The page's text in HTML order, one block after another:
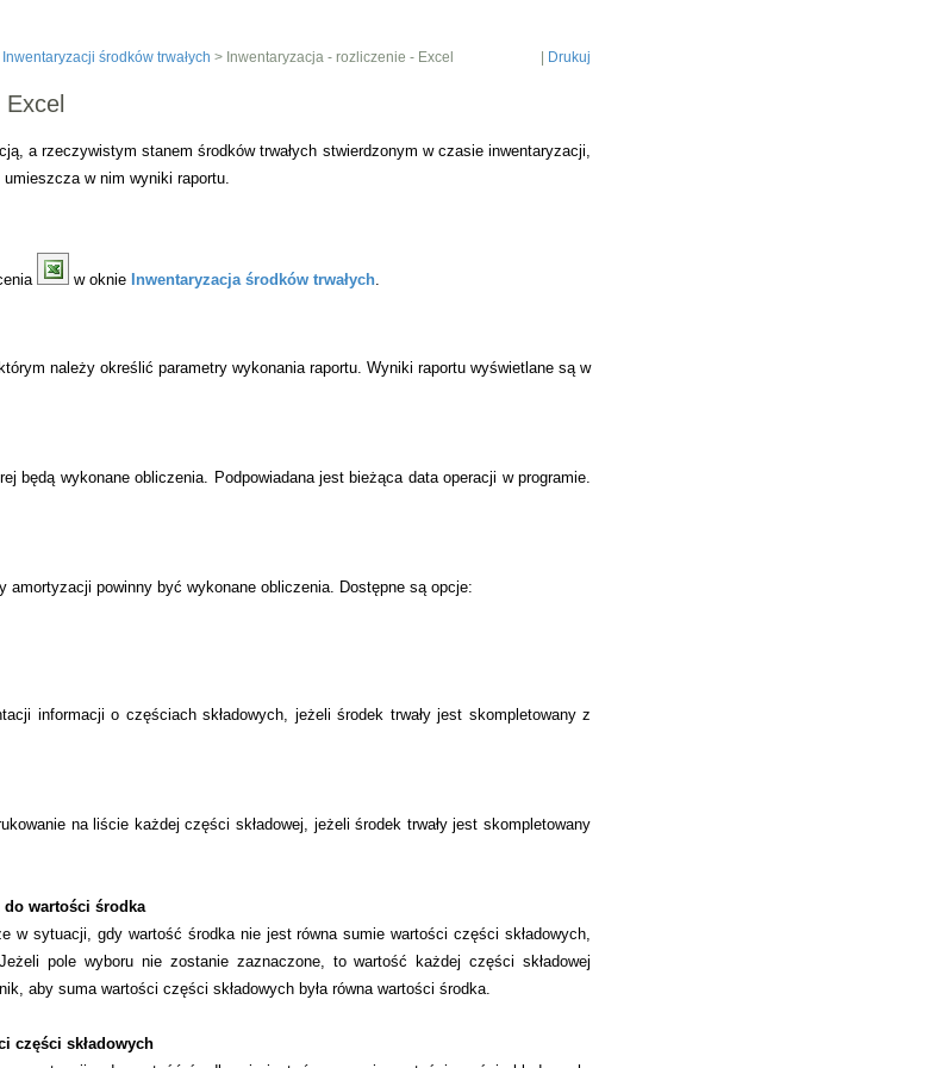
środków trwałych > Inwentaryzacja - rozliczenie - Excel Drukuj
a rzeczywistym stanem środków trwałych stwierdzonym w czasie inwentaryzacji,
umieszcza w nim wyniki raportu.
w oknie Inwentaryzacja środków trwałych.
należy określić parametry wykonania raportu. Wyniki raportu wyświetlane są w
będą wykonane obliczenia. Podpowiadana jest bieżąca data operacji w programie.
amortyzacji powinny być wykonane obliczenia. Dostępne są opcje:
informacji o częściach składowych, jeżeli środek trwały jest skompletowany z
na liście każdej części składowej, jeżeli środek trwały jest skompletowany
do wartości środka
w sytuacji, gdy wartość środka nie jest równa sumie wartości części składowych,
pole wyboru nie zostanie zaznaczone, to wartość każdej części składowej
aby suma wartości części składowych była równa wartości środka.
części składowych